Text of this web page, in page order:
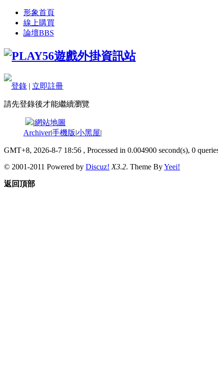
形象首頁
線上購買
論壇BBS
登錄 | 立即註冊
請先登錄後才能繼續瀏覽
|網站地圖
Archiver|手機版|小黑屋|
GMT+8, 2026-8-7 18:56 , Processed in 0.004900 second(s), 0
© 2001-2011 Powered by Discuz! X3.2. Theme ByYeei!
返回頂部